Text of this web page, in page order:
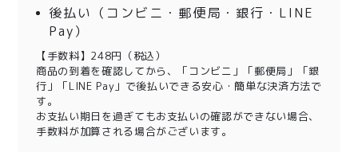
後払い（コンビニ・郵便局・銀行・LINE
Pay）
【手数料】248円（税込）
商品の到着を確認してから、「コンビニ」「郵便局」「銀
行」「LINE Pay」で後払いできる安心・簡単な決済方法で
す。
お支払い期日を過ぎてもお支払いの確認ができない場合、
手数料が加算される場合がございます。